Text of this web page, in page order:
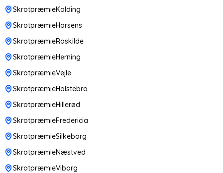
SkrotpræmieKolding
SkrotpræmieHorsens
SkrotpræmieRoskilde
SkrotpræmieHerning
SkrotpræmieVejle
SkrotpræmieHolstebro
SkrotpræmieHillerød
SkrotpræmieFredericia
SkrotpræmieSilkeborg
SkrotpræmieNæstved
SkrotpræmieViborg